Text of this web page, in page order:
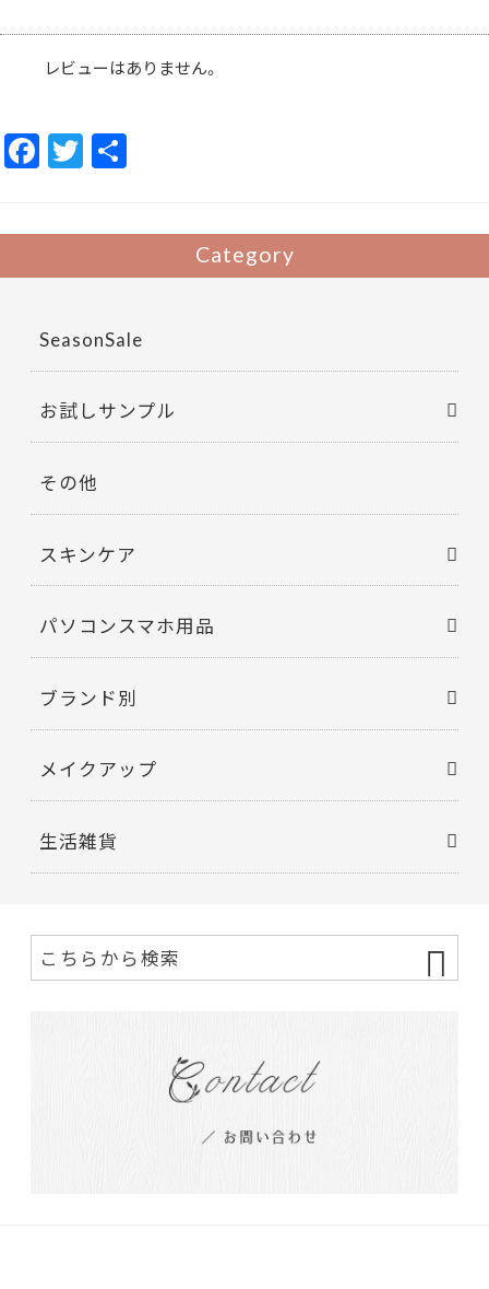
毛
時
間
持
レビューはありません。
F
ac
e
o
o
k
T
w
itt
Category
SeasonSale
お試しサンプル
その他
スキンケア
パソコンスマホ用品
ブランド別
メイクアップ
生活雑貨